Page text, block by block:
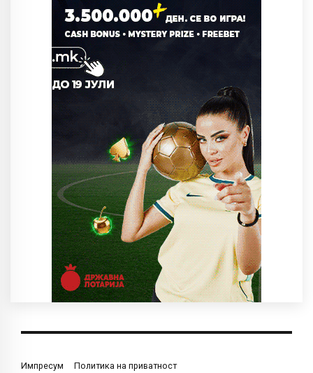
Импресум Политика на приватност